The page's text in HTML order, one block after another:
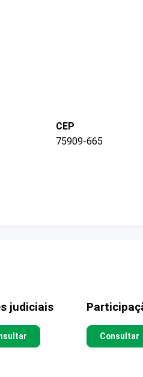
CEP
75909-665
judiciais
Consultar